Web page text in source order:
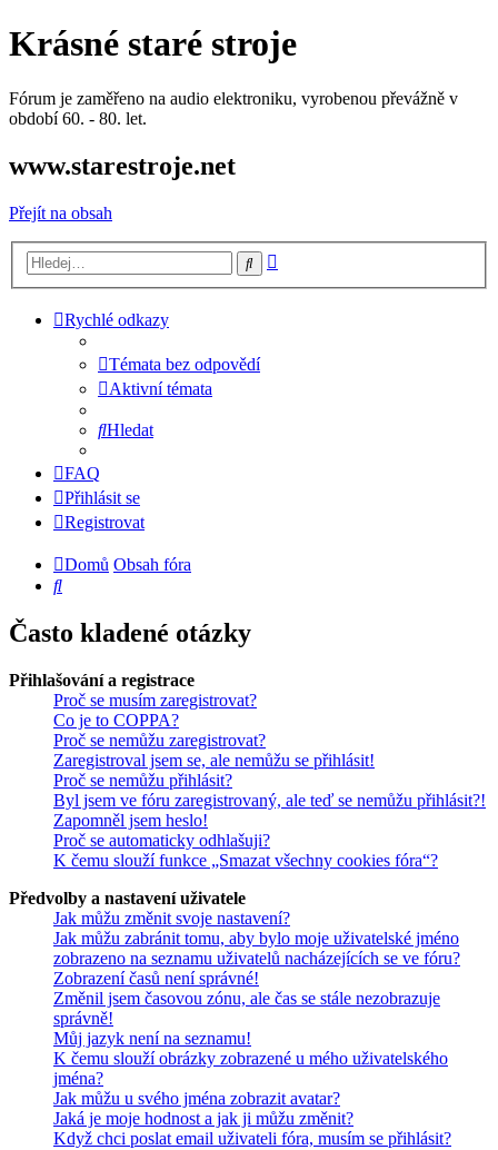
Krásné staré stroje
Fórum je zaměřeno na audio elektroniku, vyrobenou převážně v
období 60. - 80. let.
www.starestroje.net
Přejít na obsah
Hledat
Rychlé odkazy
Témata bez odpovědí
Aktivní témata
Hledat
FAQ
Přihlásit se
Registrovat
Domů Obsah fóra
Hledat
Často kladené otázky
Přihlašování a registrace
Proč se musím zaregistrovat?
Co je to COPPA?
Proč se nemůžu zaregistrovat?
Zaregistroval jsem se, ale nemůžu se přihlásit!
Proč se nemůžu přihlásit?
Byl jsem ve fóru zaregistrovaný, ale teď se nemůžu přihlásit?!
Zapomněl jsem heslo!
Proč se automaticky odhlašuji?
K čemu slouží funkce „Smazat všechny cookies fóra“?
Předvolby a nastavení uživatele
Jak můžu změnit svoje nastavení?
Jak můžu zabránit tomu, aby bylo moje uživatelské jméno
zobrazeno na seznamu uživatelů nacházejících se ve fóru?
Zobrazení časů není správné!
Změnil jsem časovou zónu, ale čas se stále nezobrazuje
správně!
Můj jazyk není na seznamu!
K čemu slouží obrázky zobrazené u mého uživatelského
jména?
Jak můžu u svého jména zobrazit avatar?
Jaká je moje hodnost a jak ji můžu změnit?
Když chci poslat email uživateli fóra, musím se přihlásit?